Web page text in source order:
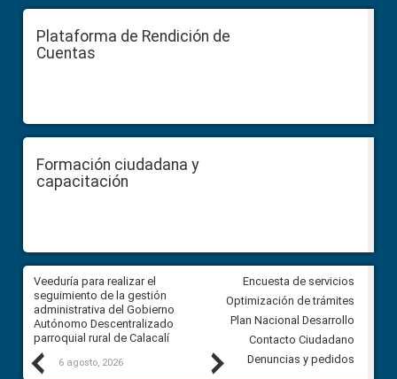
Plataforma de Rendición de
Cuentas
Formación ciudadana y
capacitación
Previous
Veeduría para realizar el
seguimiento de la gestión
administrativa del Gobierno
Autónomo Descentralizado
parroquial rural de Calacalí
6 agosto, 2026
Veeduría para vigilar los
derivados de la Audiencia
comunidad Urbina, parroquia
Carolina
5 agosto, 2026
Next
Encuesta de servicios
Optimización de trámites
Plan Nacional Desarrollo
Contacto Ciudadano
Denuncias y pedidos